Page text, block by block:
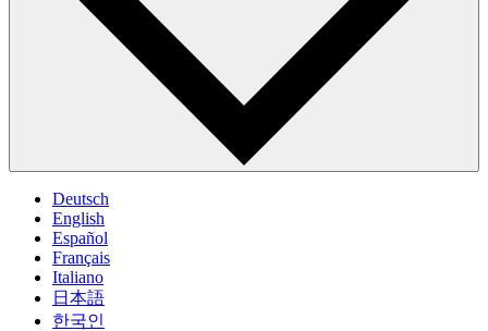
Deutsch
English
Español
Français
Italiano
日本語
한국인